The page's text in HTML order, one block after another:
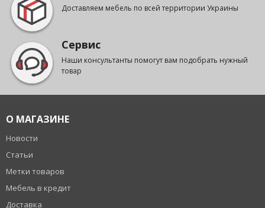
Доставляем мебель по всей территории Украины
Сервис
Наши консультанты помогут вам подобрать нужный
товар
О МАГАЗИНЕ
Новости
Статьи
Метки товаров
Мебель в кредит
Доставка